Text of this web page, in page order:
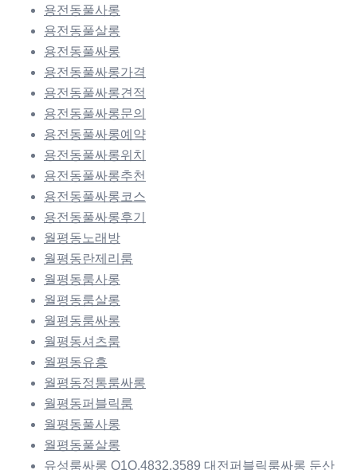
용전동풀사롱
용전동풀살롱
용전동풀싸롱
용전동풀싸롱가격
용전동풀싸롱견적
용전동풀싸롱문의
용전동풀싸롱예약
용전동풀싸롱위치
용전동풀싸롱추천
용전동풀싸롱코스
용전동풀싸롱후기
월평동노래방
월평동란제리룸
월평동룸사롱
월평동룸살롱
월평동룸싸롱
월평동셔츠룸
월평동유흥
월평동정통룸싸롱
월평동퍼블릭룸
월평동풀사롱
월평동풀살롱
유성룸싸롱 O1O.4832.3589 대전퍼블릭룸싸롱 둔산